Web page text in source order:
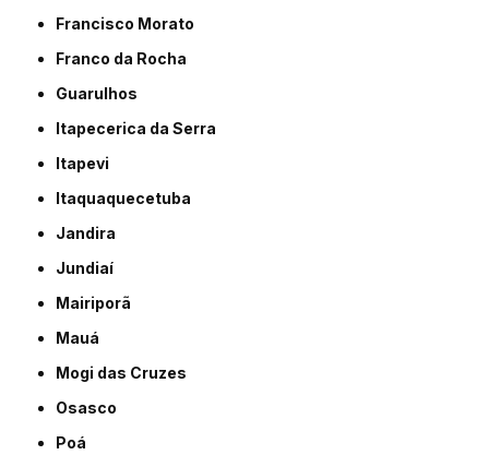
Francisco Morato
Franco da Rocha
Guarulhos
Itapecerica da Serra
Itapevi
Itaquaquecetuba
Jandira
Jundiaí
Mairiporã
Mauá
Mogi das Cruzes
Osasco
Poá